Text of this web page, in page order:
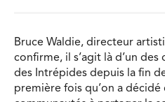
Bruce Waldie, directeur
confirme, il s’agit là d’un
des Intrépides depuis la fin
première fois qu’on a décidé